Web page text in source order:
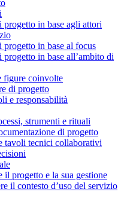
in base agli attori
in base al focus
in base all’ambito di
figure coinvolte
di progetto
e responsabilità
strumenti e rituali
di progetto
tavoli tecnici collaborativi
il progetto e la sua gestione
il contesto d’uso del servizio